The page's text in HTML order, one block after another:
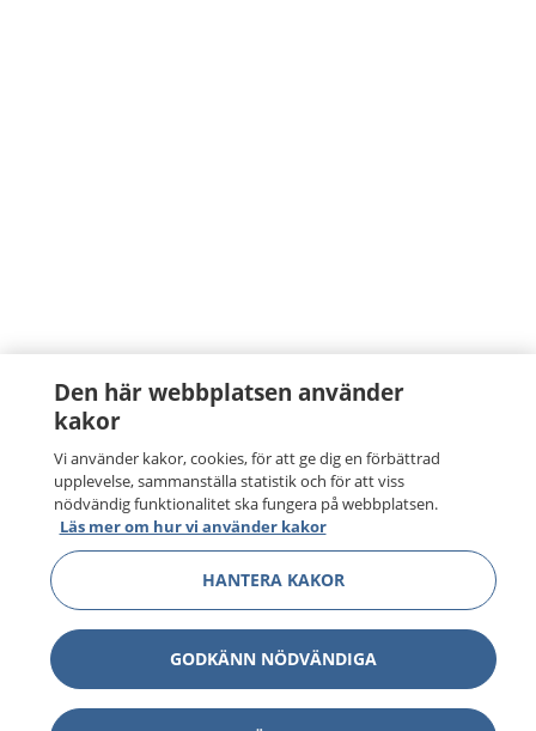
Den här webbplatsen använder
kakor
Vi använder kakor, cookies, för att ge dig en förbättrad
upplevelse, sammanställa statistik och för att viss
nödvändig funktionalitet ska fungera på webbplatsen.
Läs mer om hur vi använder kakor
HANTERA KAKOR
GODKÄNN NÖDVÄNDIGA